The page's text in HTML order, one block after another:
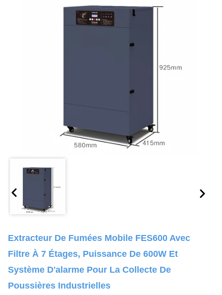
Extracteur De Fumées Mobile FES600 Avec
Filtre À 7 Étages, Puissance De 600W Et
Système D'alarme Pour La Collecte De
Poussières Industrielles